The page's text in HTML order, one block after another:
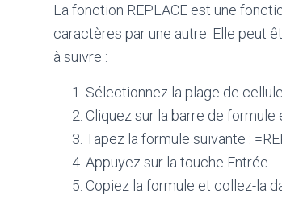
La fonction REPLACE est une
caractères par une autre. Elle peut
à suivre :
Sélectionnez la plage de
Cliquez sur la barre de formule
Tapez la formule suivante :
Appuyez sur la touche Entrée.
Copiez la formule et collez-la